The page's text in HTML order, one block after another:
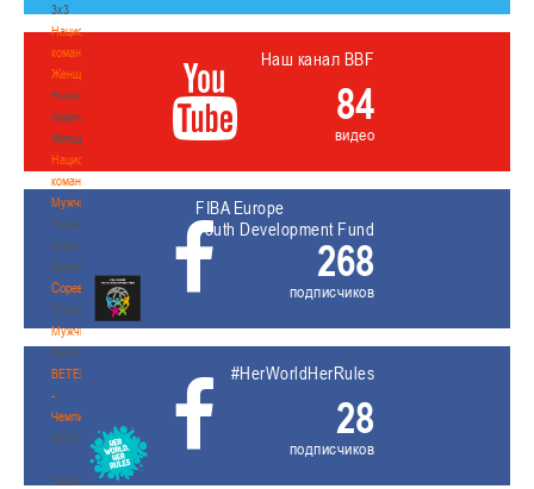
3х3
Национальная
команда.
Женщины
Национальная
команда.
Женщины
Национальная
команда.
Мужчины
Национальная
команда.
Мужчины
Соревнования
Соревнования
Мужчины
Мужчины
BETERA
-
Чемпионат
BETERA
-
Чемпионат
Наш канал BBF
84
видео
FIBA Europe
Youth Development Fund
268
подписчиков
#HerWorldHerRules
28
подписчиков